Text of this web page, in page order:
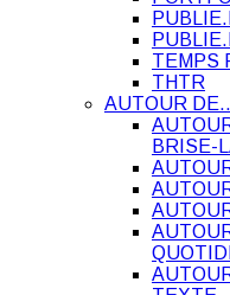
TEMPS
THTR
AUTOUR
BRISE-